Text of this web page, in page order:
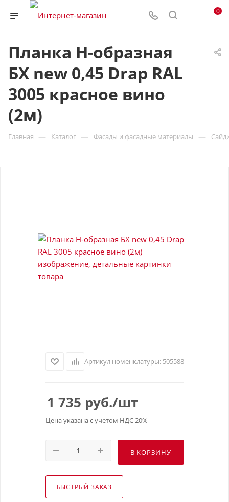
0
Планка H-образная
БХ new 0,45 Drap RAL
3005 красное вино
(2м)
Главная — Каталог — Фасады и фасадные материалы —
Артикул номенклатуры: 505588
1 735 руб./шт
Цена указана с учетом НДС 20%
В КОРЗИНУ
БЫСТРЫЙ ЗАКАЗ